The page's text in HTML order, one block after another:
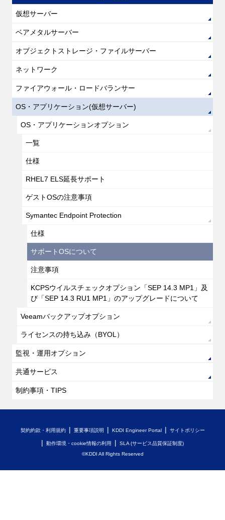
仮想サーバー
ベアメタルサーバー
オブジェクトストレージ・ファイルサーバー
ネットワーク
ファイアウォール・ロードバランサー
OS・アプリケーション(仮想サーバー)
OS・アプリケーションオプション
一覧
仕様
RHEL7 ELS延長サポート
ゲストOSの注意事項
Symantec Endpoint Protection
仕様
サポートOSについて
注意事項
KCPSウイルスチェックオプション「SEP 14.3 MP1」及
び「SEP 14.3 RU1 MP1」のアップグレードについて
Veeamバックアップオプション
ライセンスの持ち込み（BYOL）
監視・運用オプション
共通サービス
制約事項・TIPS
契約約款・利用規約 重要事項説明 KDDI Engineer Portal サイトポリシー
動作環境・cookie情報の利用
SLA (サービス品質保証制度)
©KDDI All Rights Reserved